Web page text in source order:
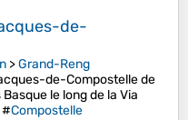
de-
>Grand-Reng
de-Compostelle de
le long de la Via
#Compostelle